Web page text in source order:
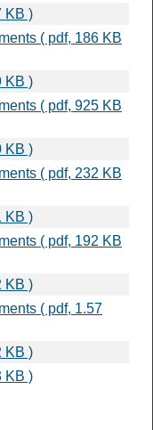
KB )
( pdf, 186 KB
KB )
( pdf, 925 KB
KB )
( pdf, 232 KB
KB )
( pdf, 192 KB
KB )
( pdf, 1.57
KB )
KB )